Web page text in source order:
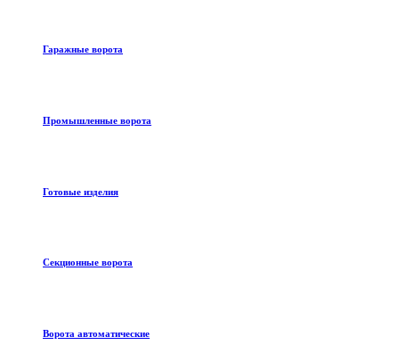
Гаражные ворота
Промышленные ворота
Готовые изделия
Секционные ворота
Ворота автоматические